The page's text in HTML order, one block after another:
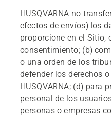
HUSQVARNA no
efectos de envíos) los
proporcione en el Sitio,
consentimiento; (b)
o una orden de los
defender los derechos
HUSQVARNA; (d) para
personal de los
personas o empresas